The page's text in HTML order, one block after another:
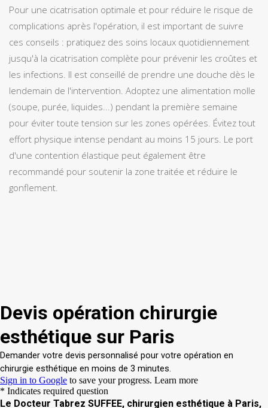
Pour une cicatrisation optimale et pour réduire le risque de
complications après l'opération, il est important de suivre
ces conseils : pratiquez des soins locaux quotidiennement
jusqu'à la cicatrisation complète pour prévenir les croûtes et
les infections. Il est conseillé de prendre une douche dès le
lendemain de l'intervention. Adoptez une alimentation molle
(soupe, purée, liquides...) pendant la première semaine
pour éviter toute tension sur les zones opérées. Évitez tout
effort physique intense pendant au moins 15 jours. Le port
d'une contention élastique peut également être
recommandé pour soutenir la zone traitée et réduire le
gonflement.